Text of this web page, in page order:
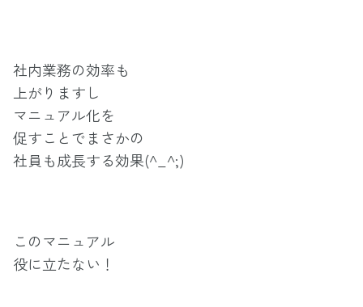
社内業務の効率も
上がりますし
マニュアル化を
促すことでまさかの
社員も成長する効果(^_^;)
このマニュアル
役に立たない！